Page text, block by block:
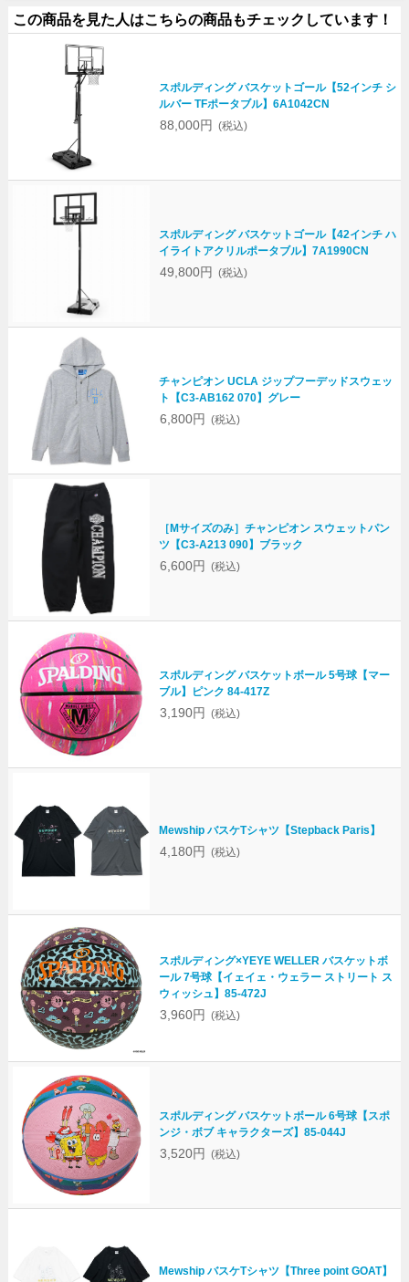
この商品を見た人はこちらの商品もチェックしています！
スポルディング バスケットゴール【52インチ シ
ルバー TFポータブル】6A1042CN
88,000円 (税込)
スポルディング バスケットゴール【42インチ ハ
イライトアクリルポータブル】7A1990CN
49,800円 (税込)
チャンピオン UCLA ジップフーデッドスウェッ
ト【C3-AB162 070】グレー
6,800円 (税込)
［Mサイズのみ］チャンピオン スウェットパン
ツ【C3-A213 090】ブラック
6,600円 (税込)
スポルディング バスケットボール 5号球【マー
ブル】ピンク 84-417Z
3,190円 (税込)
Mewship バスケTシャツ【Stepback Paris】
4,180円 (税込)
スポルディング×YEYE WELLER バスケットボ
ール 7号球【イェイェ・ウェラー ストリート ス
ウィッシュ】85-472J
3,960円 (税込)
スポルディング バスケットボール 6号球【スポ
ンジ・ボブ キャラクターズ】85-044J
3,520円 (税込)
Mewship バスケTシャツ【Three point GOAT】